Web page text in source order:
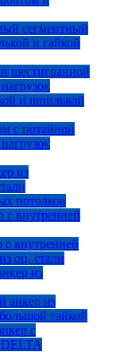
сегментный
и гайкой
шестигранной
и шпилькой
с потайной
из
потолков
с внутренней
с внутренней
оц. стали
из
анкер из
гайкой
с